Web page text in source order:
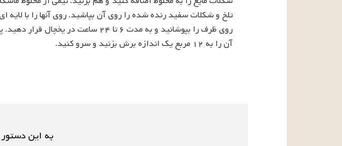
آن را به ۱۲ مربع یک اندازه برش بزنید و سرو کنید.
به این